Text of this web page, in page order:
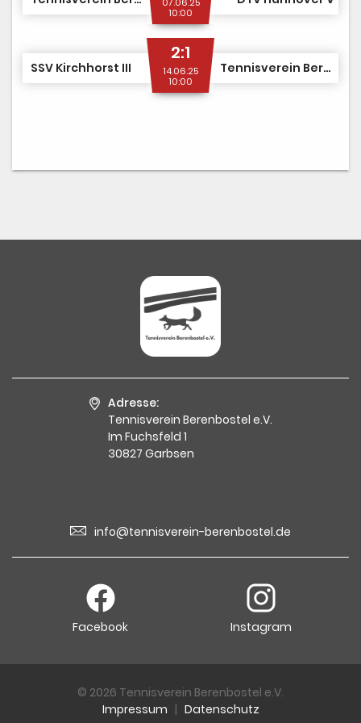
10:00
SSV Kirchhorst III
2:1
14.06.25
10:00
Tennisverein Berenbostel II
Adresse:
Tennisverein Berenbostel e.V.
Im Fuchsfeld 1
30827 Garbsen
info@tennisverein-berenbostel.de
Facebook Instagram
© 2026 Tennisverein Berenbostel e.V.
Impressum | Datenschutz